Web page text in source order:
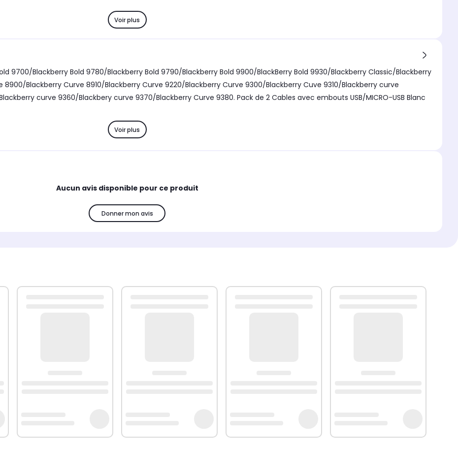
Voir plus
9700/Blackberry Bold 9780/Blackberry Bold 9790/Blackberry Bold 9900/BlackBerry Bold 9930/Blackberry Classic/Blackberry
Blackberry Curve 8910/Blackberry Curve 9220/Blackberry Curve 9300/Blackberry Cuve 9310/Blackberry curve
curve 9360/Blackbery curve 9370/Blackberry Curve 9380. Pack de 2 Cables avec embouts USB/MICRO-USB Blanc
Voir plus
Aucun avis disponible pour ce produit
Donner mon avis